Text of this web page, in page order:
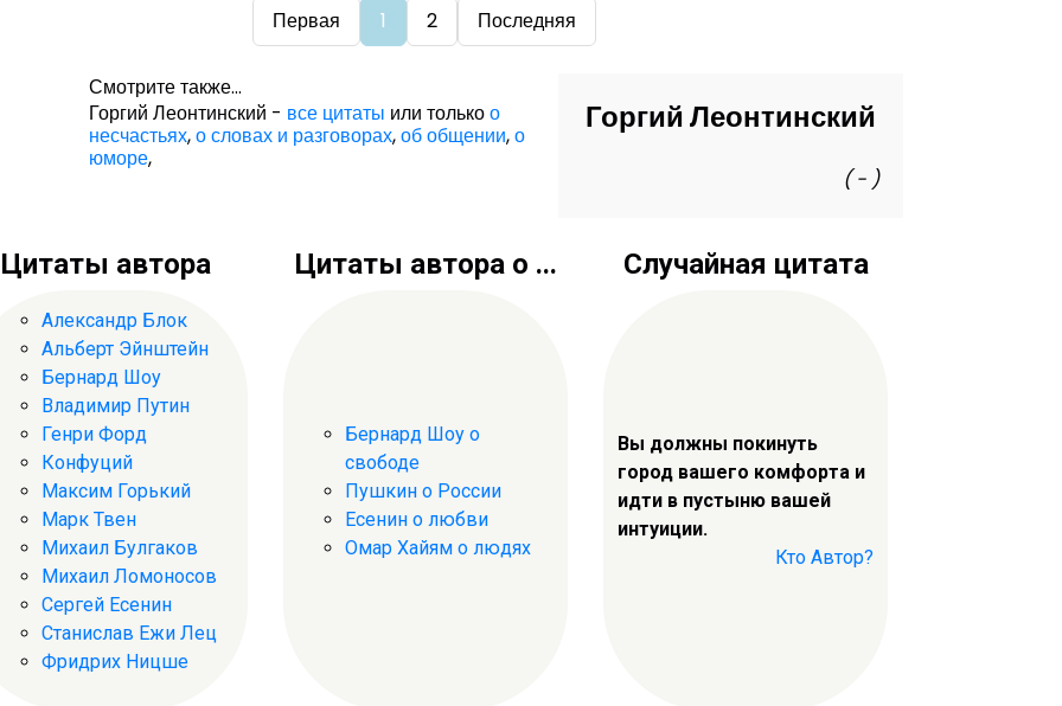
Первая 1 2 Последняя
Горгий Леонтинский
( - )
Смотрите также...
Горгий Леонтинский - все цитаты или толькоо
несчастьях,о словах и разговорах,об общении,о
юморе,
Цитаты автора
Александр Блок
Альберт Эйнштейн
Бернард Шоу
Владимир Путин
Генри Форд
Конфуций
Максим Горький
Марк Твен
Михаил Булгаков
Михаил Ломоносов
Сергей Есенин
Станислав Ежи Лец
Фридрих Ницше
Цитаты автора о ...
Бернард Шоу о
свободе
Пушкин о России
Есенин о любви
Омар Хайям о людях
Случайная цитата
Вы должны покинуть
город вашего комфорта и
идти в пустыню вашей
интуиции.
Кто Автор?